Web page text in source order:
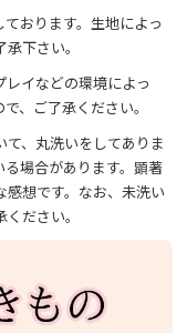
おります。生地によっ
下さい。
イなどの環境によっ
、ご了承ください。
、丸洗いをしてありま
場合があります。顕著
想です。なお、未洗い
ださい。